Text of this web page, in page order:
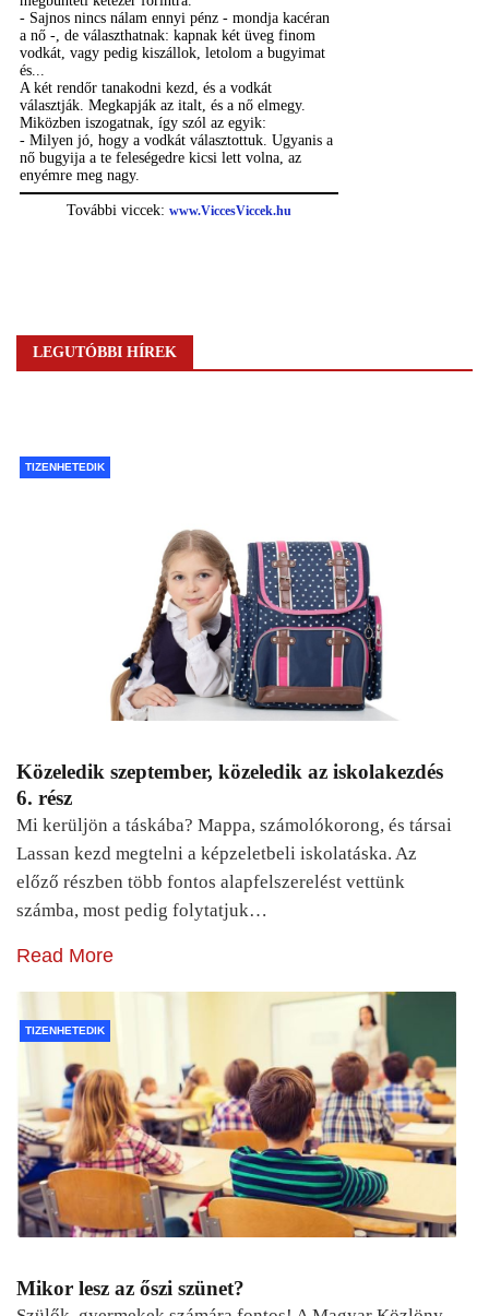
LEGUTÓBBI HÍREK
TIZENHETEDIK
Közeledik szeptember, közeledik az iskolakezdés
6. rész
Mi kerüljön a táskába? Mappa, számolókorong, és társai
Lassan kezd megtelni a képzeletbeli iskolatáska. Az
előző részben több fontos alapfelszerelést vettünk
számba, most pedig folytatjuk…
Read More
TIZENHETEDIK
Mikor lesz az őszi szünet?